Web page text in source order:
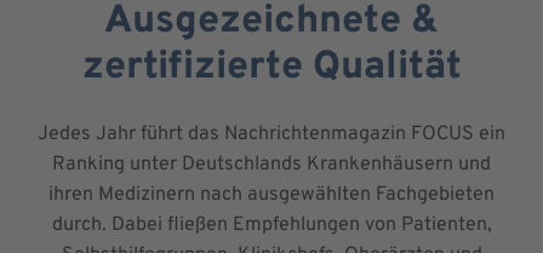
Ausgezeichnete &
zertifizierte Qualität
Jedes Jahr führt das Nachrichtenmagazin FOCUS ein
Ranking unter Deutschlands Krankenhäusern und
ihren Medizinern nach ausgewählten Fachgebieten
durch. Dabei fließen Empfehlungen von Patienten,